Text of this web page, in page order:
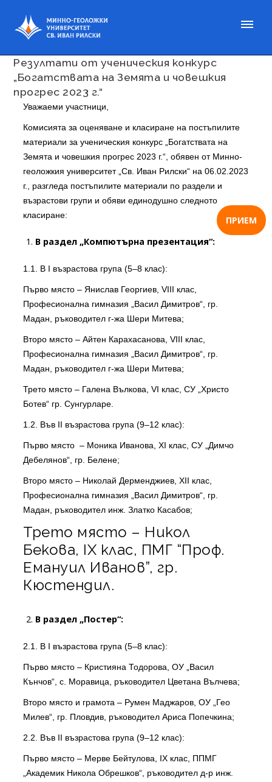
ПРИЕМ
Резултати от ученическия конкурс
„Богатствата на Земята и човешкия
прогрес 2023 г.“
Уважаеми участници,
Комисията за оценяване и класиране на постъпилите
материали за ученическия конкурс „Богатствата на
Земята и човешкия прогрес 2023 г.“, обявен от Минно-
геоложкия университет „Св. Иван Рилски“ на 06.02.2023
г., разгледа постъпилите материали по раздели и
възрастови групи и обяви единодушно следното
класиране:
В раздел „Компютърна презентация“:
1.1. В I възрастова група (5–8 клас):
Първо място – Янислав Георгиев, VIII клас,
Професионална гимназия „Васил Димитров“, гр.
Мадан, ръководител г-жа Шери Митева;
Второ място – Айтен Карахасанова, VIII клас,
Професионална гимназия „Васил Димитров“, гр.
Мадан, ръководител г-жа Шери Митева;
Трето място – Галена Вълкова, VI клас, СУ „Христо
Ботев“ гр. Сунгурларе.
1.2. Във II възрастова група (9–12 клас):
Първо място – Моника Иванова, XI клас, СУ „Димчо
Дебелянов“, гр. Белене;
Второ място – Николай Дерменджиев, XII клас,
Професионална гимназия „Васил Димитров“, гр.
Мадан, ръководител инж. Златко Касабов;
Трето място – Никол
Бекова, IX клас, ПМГ “Проф.
Емануил Иванов”, гр.
Кюстендил.
В раздел „Постер“:
2.1. В I възрастова група (5–8 клас):
Първо място – Кристияна Тодорова, ОУ „Васил
Кънчов“, с. Моравица, ръководител Цветана Вълчева;
Второ място и грамота – Румен Маджаров, ОУ „Гео
Милев“, гр. Пловдив, ръководител Ариса Попечкина;
2.2. Във II възрастова група (9–12 клас):
Първо място – Мерве Бейтулова, IX клас, ППМГ
„Академик Никола Обрешков“, ръководител д-р инж.